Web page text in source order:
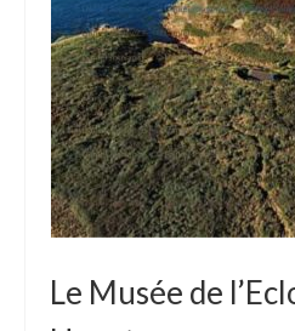
Le Musée de